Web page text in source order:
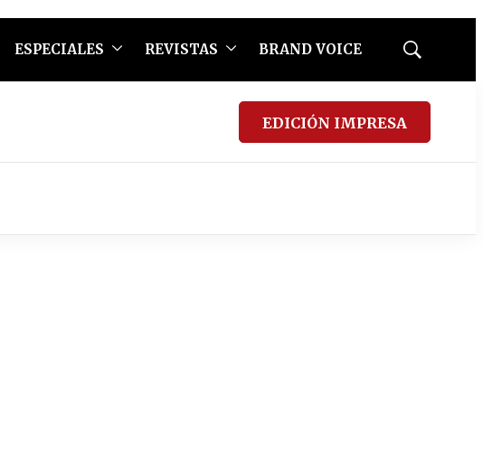
ESPECIALES REVISTAS BRAND VOICE
Mostrar
EDICIÓN IMPRESA